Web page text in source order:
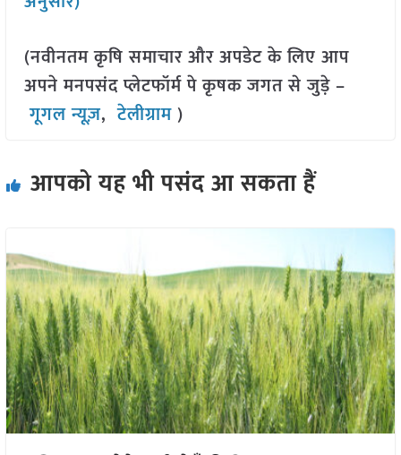
(नवीनतम कृषि समाचार और अपडेट के लिए आप
अपने मनपसंद प्लेटफॉर्म पे कृषक जगत से जुड़े –
गूगल न्यूज़,टेलीग्राम )
आपको यह भी पसंद आ सकता हैं